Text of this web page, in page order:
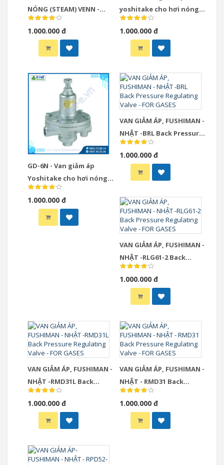
NÓNG (STEAM) VENN -
NHẬT
1.000.000 đ
yoshitake cho hơi nóng
steam
1.000.000 đ
GD-6N - Van giảm áp
Yoshitake cho hơi nóng
steam
1.000.000 đ
VAN GIẢM ÁP, FUSHIMAN -
NHẬT -BRL Back Pressure
Regulating Valve - FOR
GASES
1.000.000 đ
VAN GIẢM ÁP, FUSHIMAN -
NHẬT -RLG61-2 Back
Pressure Regulating
Valve - FOR GASES
1.000.000 đ
VAN GIẢM ÁP, FUSHIMAN -
NHẬT -RMD31L Back
Pressure Regulating
Valve - FOR GASES
1.000.000 đ
VAN GIẢM ÁP, FUSHIMAN -
NHẬT - RMD31 Back
Pressure Regulating
Valve - FOR GASES
1.000.000 đ